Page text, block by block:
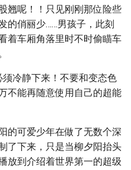
翘呢！！只见刚刚那位险些
的俏丽少……男孩子，此刻
着车厢角落里时不时偷瞄车
冷静下来！不要和变态色
不能再随意使用自己的超能
的可爱少年在做了无数个深
了下来，只是当柳夕阳抬头
放到介绍着世界第一的超级